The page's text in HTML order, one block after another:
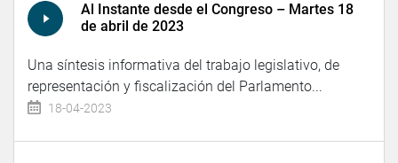
Al Instante desde el Congreso – Martes 18
de abril de 2023
Una síntesis informativa del trabajo legislativo, de
representación y fiscalización del Parlamento...
18-04-2023